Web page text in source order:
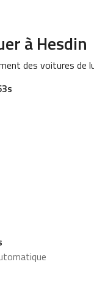
à Hesdin
des voitures de